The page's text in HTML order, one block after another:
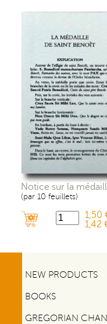
Notice sur la
(par 10 feuillets)
1,50
1,42
NEW PRODUCTS
BOOKS
GREGORIAN